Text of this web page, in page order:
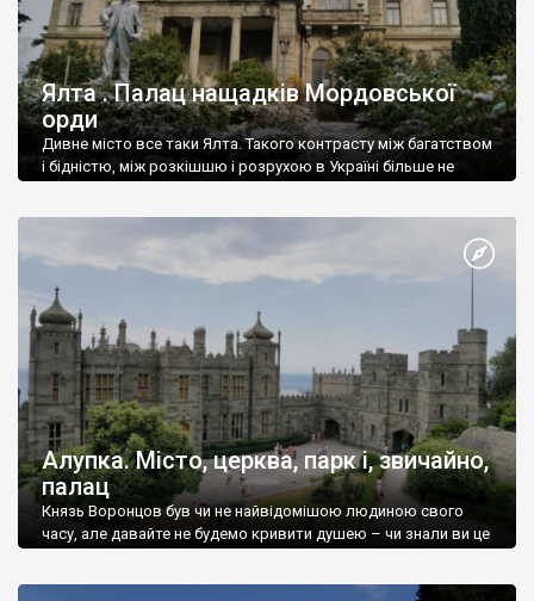
Ялта . Палац нащадків Мордовської
орди
Дивне місто все таки Ялта. Такого контрасту між багатством
і бідністю, між розкішшю і розрухою в Україні більше не
Алупка. Місто, церква, парк і, звичайно,
палац
Князь Воронцов був чи не найвідомішою людиною свого
часу, але давайте не будемо кривити душею – чи знали ви це